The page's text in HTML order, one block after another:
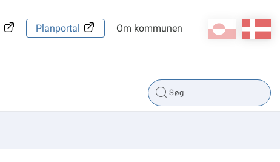
kl-GL
Planportal Om kommunen